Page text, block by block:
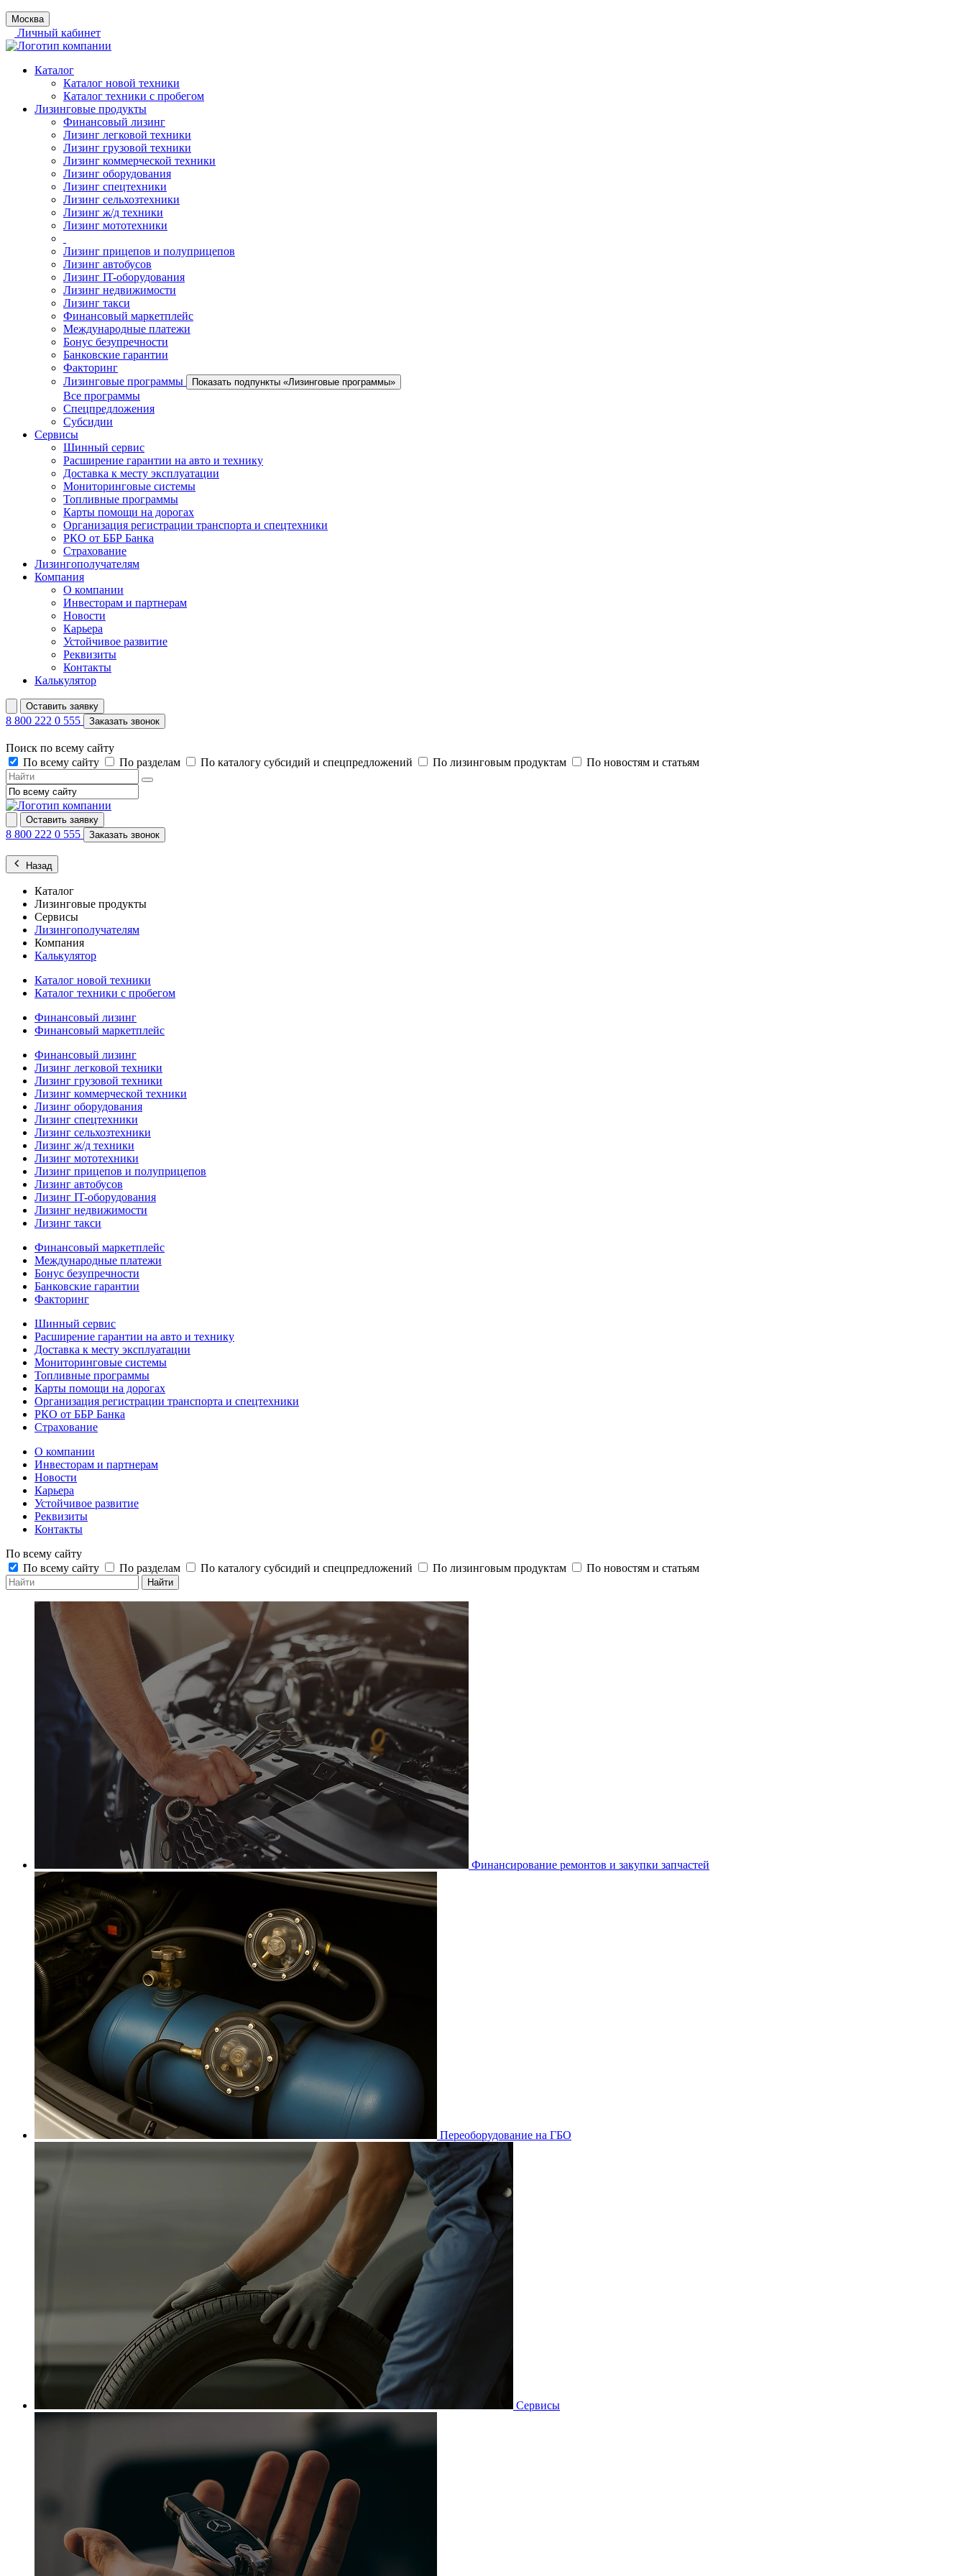
Москва
Личный кабинет
Каталог
Каталог новой техники
Каталог техники с пробегом
Лизинговые продукты
Финансовый лизинг
Лизинг легковой техники
Лизинг грузовой техники
Лизинг коммерческой техники
Лизинг оборудования
Лизинг спецтехники
Лизинг сельхозтехники
Лизинг ж/д техники
Лизинг мототехники
Лизинг прицепов и полуприцепов
Лизинг автобусов
Лизинг IT-оборудования
Лизинг недвижимости
Лизинг такси
Финансовый маркетплейс
Международные платежи
Бонус безупречности
Банковские гарантии
Факторинг
Лизинговые программы
Показать подпункты «Лизинговые программы»
Все программы
Спецпредложения
Субсидии
Сервисы
Шинный сервис
Расширение гарантии на авто и технику
Доставка к месту эксплуатации
Мониторинговые системы
Топливные программы
Карты помощи на дорогах
Организация регистрации транспорта и спецтехники
РКО от ББР Банка
Страхование
Лизингополучателям
Компания
О компании
Инвесторам и партнерам
Новости
Карьера
Устойчивое развитие
Реквизиты
Контакты
Калькулятор
Оставить заявку
8 800 222 0 555 Заказать звонок
Поиск по всему сайту
По всему сайту
По разделам По каталогу субсидий и спецпредложений По лизинговым продуктам По новостям и статьям
Оставить заявку
8 800 222 0 555 Заказать звонок
Назад
Каталог
Лизинговые продукты
Сервисы
Лизингополучателям
Компания
Калькулятор
Каталог новой техники
Каталог техники с пробегом
Финансовый лизинг
Финансовый маркетплейс
Финансовый лизинг
Лизинг легковой техники
Лизинг грузовой техники
Лизинг коммерческой техники
Лизинг оборудования
Лизинг спецтехники
Лизинг сельхозтехники
Лизинг ж/д техники
Лизинг мототехники
Лизинг прицепов и полуприцепов
Лизинг автобусов
Лизинг IT-оборудования
Лизинг недвижимости
Лизинг такси
Финансовый маркетплейс
Международные платежи
Бонус безупречности
Банковские гарантии
Факторинг
Шинный сервис
Расширение гарантии на авто и технику
Доставка к месту эксплуатации
Мониторинговые системы
Топливные программы
Карты помощи на дорогах
Организация регистрации транспорта и спецтехники
РКО от ББР Банка
Страхование
О компании
Инвесторам и партнерам
Новости
Карьера
Устойчивое развитие
Реквизиты
Контакты
По всему сайту
По всему сайту
По разделам По каталогу субсидий и спецпредложений По лизинговым продуктам По новостям и статьям
Найти
Финансирование ремонтов и закупки запчастей
Переоборудование на ГБО
Сервисы